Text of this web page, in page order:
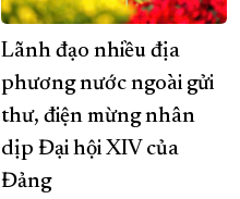
Lãnh đạo nhiều địa
phương nước ngoài gửi
thư, điện mừng nhân
dịp Đại hội XIV của
Đảng